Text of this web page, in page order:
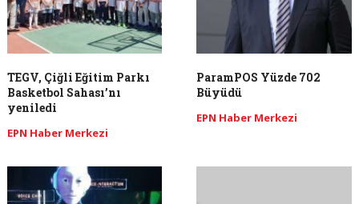
TEGV, Çiğli Eğitim Parkı
Basketbol Sahası’nı
yeniledi
EPN Haber Merkezi
ParamPOS Yüzde 702
Büyüdü
EPN Haber Merkezi